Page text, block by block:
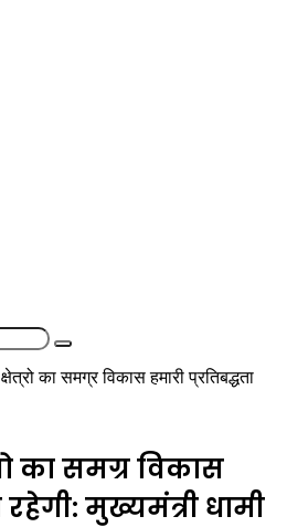
Search
का समग्र विकास हमारी प्रतिबद्धता
का समग्र विकास
रहेगी: मुख्यमंत्री धामी